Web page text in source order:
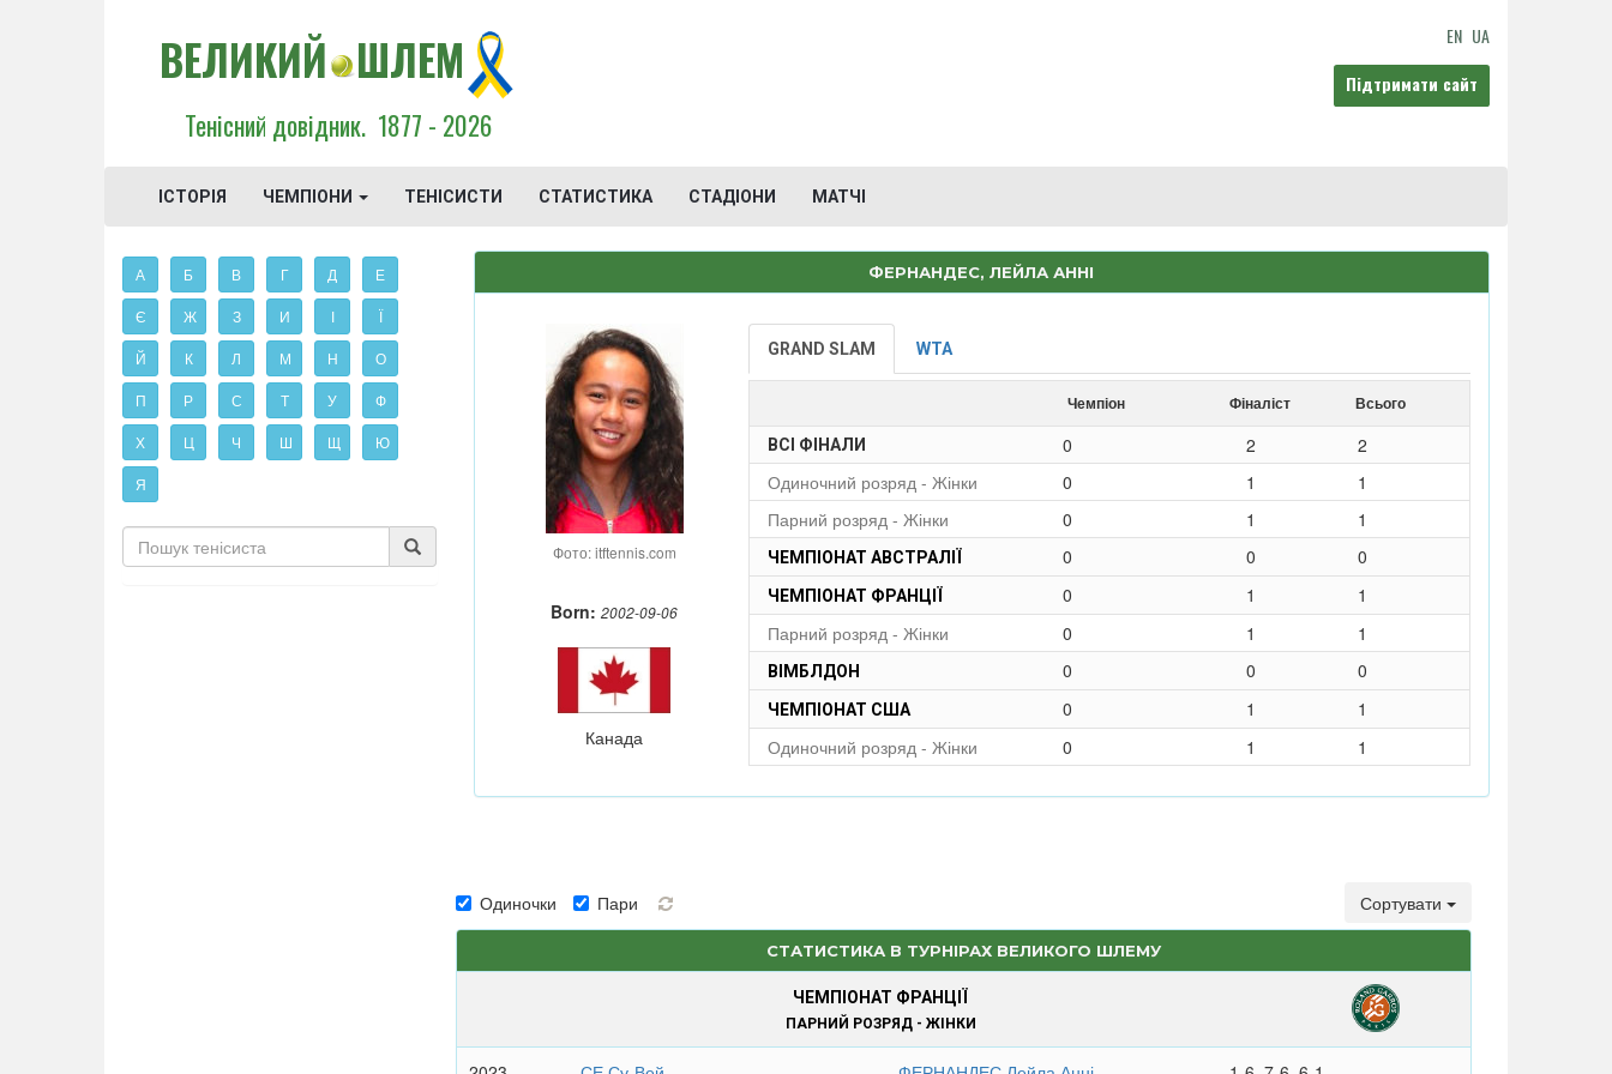
ВЕЛИКИЙ ШЛЕМ
Тенісний довідник. 1877 - 2026
EN UA
Підтримати сайт
ІСТОРІЯ ЧЕМПІОНИ ТЕНІСИСТИ СТАТИСТИКА СТАДІОНИ МАТЧІ
А Б В Г Д Е
Є Ж З И І Ї
Й К Л М Н О
П Р С Т У Ф
Х Ц Ч Ш Щ Ю
Я
ФЕРНАНДЕС, ЛЕЙЛА АННІ
Фото: itftennis.com
Born:2002-09-06
Канада
GRAND SLAM WTA
Чемпіон Фіналіст Всього
ВСІ ФІНАЛИ 0 2
2
Одиночний розряд - Жінки
0 1
1
Парний розряд - Жінки
0 1 1
ЧЕМПІОНАТ АВСТРАЛІЇ 0 0 0
ЧЕМПІОНАТ ФРАНЦІЇ 0 1
1
Парний розряд - Жінки
0 1 1
ВІМБЛДОН 0 0 0
ЧЕМПІОНАТ США 0 1
1
Одиночний розряд - Жінки
0 1 1
Одиночки Пари Сортувати
СТАТИСТИКА В ТУРНІРАХ ВЕЛИКОГО ШЛЕМУ
ЧЕМПІОНАТ ФРАНЦІЇ
ПАРНИЙ РОЗРЯД - ЖІНКИ